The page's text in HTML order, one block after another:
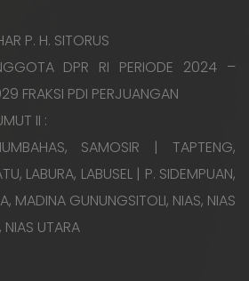
P. H. SITORUS
DPR RI PERIODE 2024 –
FRAKSI PDI PERJUANGAN
II :
SAMOSIR | TAPTENG,
LABURA, LABUSEL | P. SIDEMPUAN,
MADINA GUNUNGSITOLI, NIAS, NIAS
NIAS UTARA